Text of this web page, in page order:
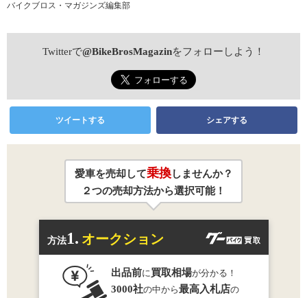
バイクブロス・マガジンズ編集部
Twitterで@BikeBrosMagazinをフォローしよう！
ツイートする シェアする
愛車を売却して乗換しませんか？
２つの売却方法から選択可能！
方法1. オークション
出品前に買取相場が分かる！
3000社の中から最高入札店の